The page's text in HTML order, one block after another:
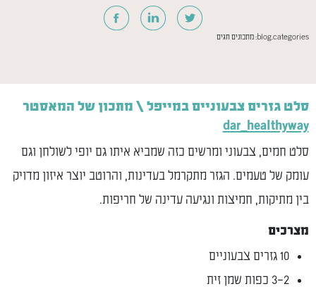
blog.categories: מתכוניםחגים
סלט גזרים צבעוניים במייפל \ מתכון של המאסטר
dar_healthyway
סלט חמים, צבעוני ומרשים כזה שמביא איתו גם יופי לשולחן וגם
עומק של טעמים. הגזר מתקרמל בעדינות, והרוטב יוצר איזון מדויק
בין מתיקות, חמיצות ונגיעה עדינה של חריפות.
מצרכים
10 גזרים צבעוניים
2–3 כפות שמן זית